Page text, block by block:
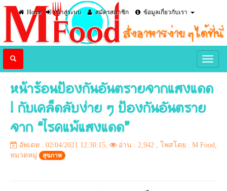
Home เข้าสู่ระบบ สมัครสมาชิก ข้อมูลเกี่ยวกับเรา
หน้าร้อนป้องกันอันตรายจากแสงแดด
! กับเคล็ดลับง่าย ๆ ป้องกันอันตราย
จาก “โรคแพ้แสงแดด”
อัพเดท : 02/04/2021 12:30:15, อ่าน : 2,942 , โพสโดย : M Food,
หมวดหมู่
สุขภาพ